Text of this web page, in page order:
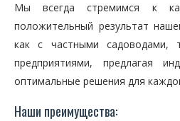
Мы всегда стремимся к
положительный результат
как с частными садоводами,
предприятиями, предлагая
оптимальные решения для
Наши преимущества: